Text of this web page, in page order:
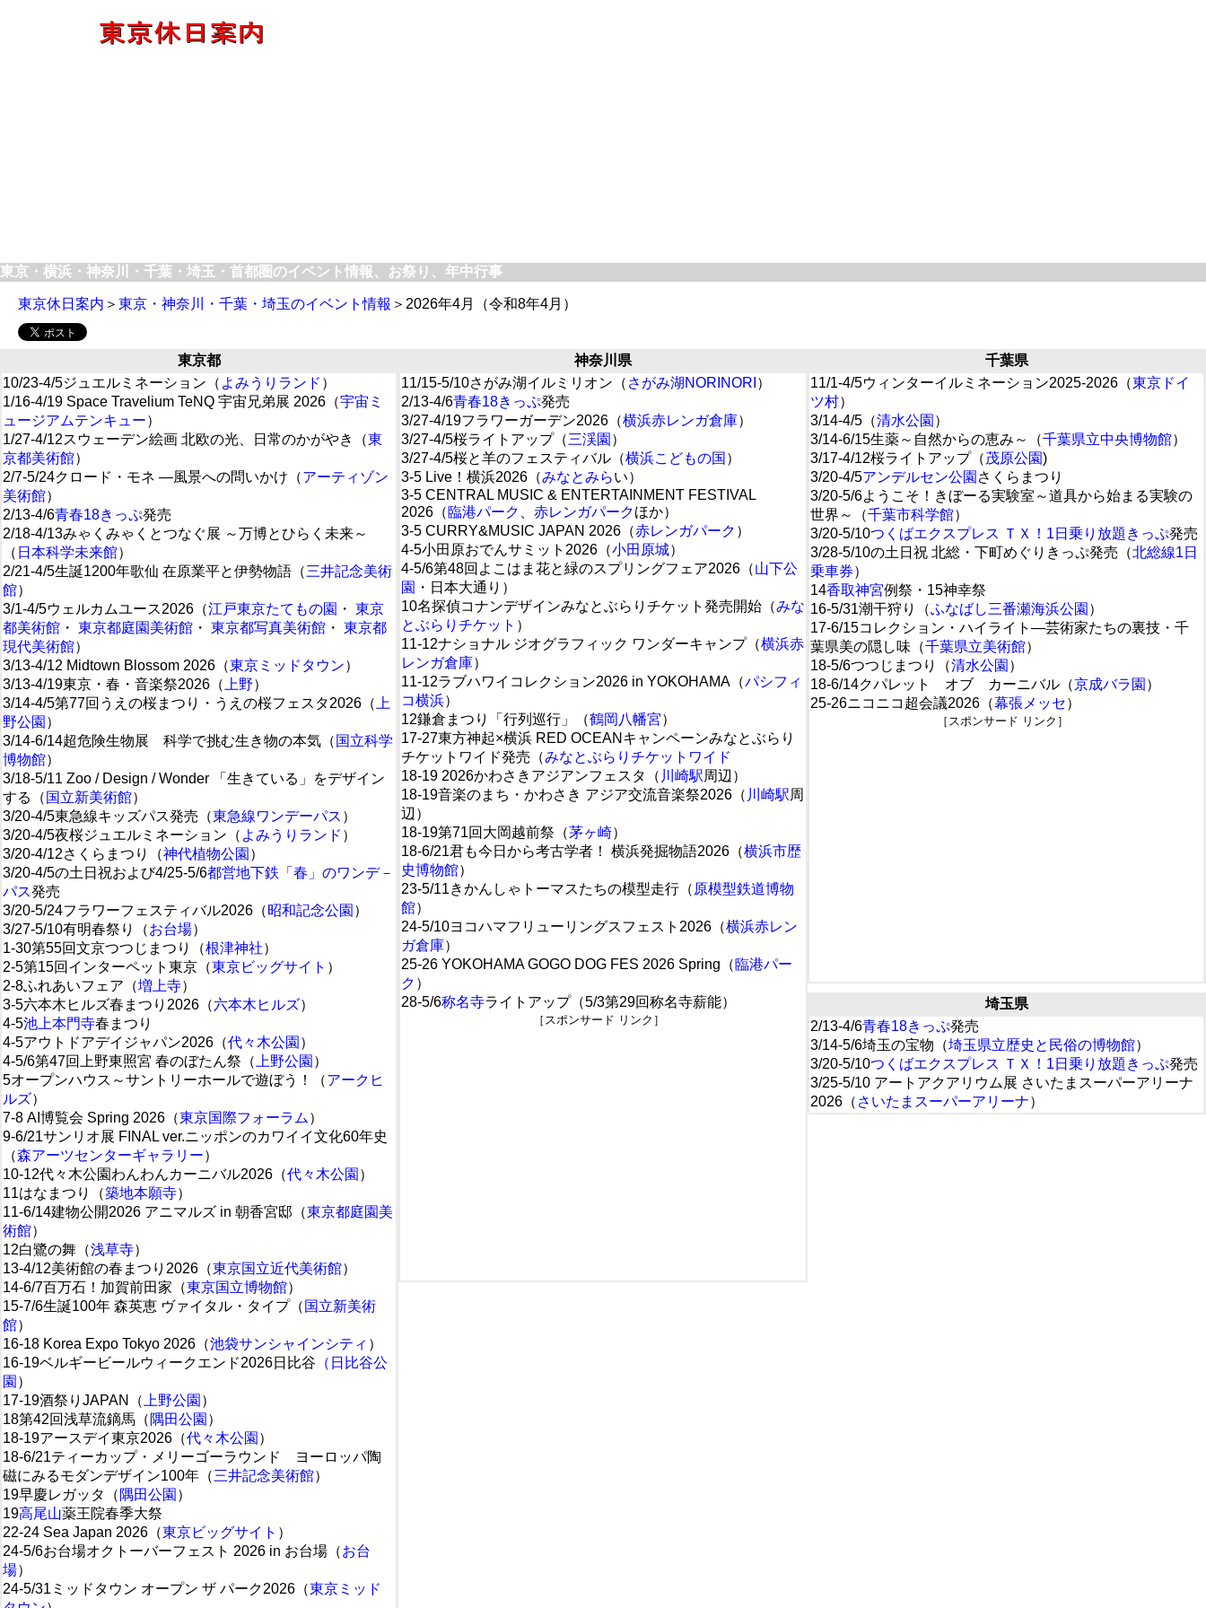
東京・横浜・神奈川・千葉・埼玉・首都圏のイベント情報、お祭り、年中行事
東京休日案内 ＞ 東京・神奈川・千葉・埼玉のイベント情報 ＞2026年4月（令和8年4月）
東京都
10/23-4/5ジュエルミネーション（ よみうりランド ）
1/16-4/19 Space Travelium TeNQ 宇宙兄弟展 2026（宇宙ミ
ュージアムテンキュー）
1/27-4/12スウェーデン絵画 北欧の光、日常のかがやき（東
京都美術館）
2/7-5/24クロード・モネ —風景への問いかけ（アーティゾン
美術館）
2/13-4/6青春18きっぷ発売
2/18-4/13みゃくみゃくとつなぐ展 ～万博とひらく未来～
（ 日本科学未来館）
2/21-4/5生誕1200年歌仙 在原業平と伊勢物語（三井記念美術
館）
3/1-4/5ウェルカムユース2026（江戸東京たてもの園 ・ 東京
都美術館 ・ 東京都庭園美術館 ・ 東京都写真美術館 ・ 東京都
現代美術館）
3/13-4/12 Midtown Blossom 2026（東京ミッドタウン）
3/13-4/19東京・春・音楽祭2026（ 上野）
3/14-4/5第77回うえの桜まつり・うえの桜フェスタ2026（ 上
野公園 ）
3/14-6/14超危険生物展 科学で挑む生き物の本気（ 国立科学
博物館）
3/18-5/11 Zoo / Design / Wonder 「生きている」をデザイン
する（ 国立新美術館）
3/20-4/5東急線キッズパス発売（東急線ワンデーパス ）
3/20-4/5夜桜ジュエルミネーション（ よみうりランド ）
3/20-4/12さくらまつり（神代植物公園 ）
3/20-4/5の土日祝および4/25-5/6都営地下鉄「春」のワンデ－
パス発売
3/20-5/24フラワーフェスティバル2026（昭和記念公園 ）
3/27-5/10有明春祭り（お台場）
1-30第55回文京つつじまつり（根津神社）
2-5第15回インターペット東京（東京ビッグサイト ）
2-8ふれあいフェア（増上寺）
3-5六本木ヒルズ春まつり2026（六本木ヒルズ）
4-5池上本門寺春まつり
4-5アウトドアデイジャパン2026（代々木公園 ）
4-5/6第47回上野東照宮 春のぼたん祭（ 上野公園 ）
5オープンハウス～サントリーホールで遊ぼう！（アークヒ
ルズ）
7-8 AI博覧会 Spring 2026（東京国際フォーラム ）
9-6/21サンリオ展 FINAL ver.ニッポンのカワイイ文化60年史
（森アーツセンターギャラリー）
10-12代々木公園わんわんカーニバル2026（代々木公園 ）
11はなまつり（築地本願寺）
11-6/14建物公開2026 アニマルズ in 朝香宮邸（東京都庭園美
術館）
12白鷺の舞（浅草寺）
13-4/12美術館の春まつり2026（東京国立近代美術館）
14-6/7百万石！加賀前田家（東京国立博物館）
15-7/6生誕100年 森英恵 ヴァイタル・タイプ（ 国立新美術
館）
16-18 Korea Expo Tokyo 2026（池袋サンシャインシティ ）
16-19ベルギービールウィークエンド2026日比谷 （日比谷公
園 ）
17-19酒祭りJAPAN（ 上野公園 ）
18第42回浅草流鏑馬（ 隅田公園 ）
18-19アースデイ東京2026（代々木公園 ）
18-6/21ティーカップ・メリーゴーラウンド ヨーロッパ陶
磁にみるモダンデザイン100年（三井記念美術館）
19早慶レガッタ（ 隅田公園 ）
19高尾山薬王院春季大祭
22-24 Sea Japan 2026（東京ビッグサイト ）
24-5/6お台場オクトーバーフェスト 2026 in お台場（お台
場）
24-5/31ミッドタウン オープン ザ パーク2026（東京ミッド
神奈川県
11/15-5/10さがみ湖イルミリオン（ さがみ湖NORINORI ）
2/13-4/6青春18きっぷ発売
3/27-4/19フラワーガーデン2026（横浜赤レンガ倉庫）
3/27-4/5桜ライトアップ（三渓園 ）
3/27-4/5桜と羊のフェスティバル（横浜こどもの国 ）
3-5 Live！横浜2026（みなとみらい）
3-5 CENTRAL MUSIC & ENTERTAINMENT FESTIVAL
2026（臨港パーク 赤レンガパークほか）
3-5 CURRY&MUSIC JAPAN 2026（赤レンガパーク ）
4-5小田原おでんサミット2026（小田原城）
4-5/6第48回よこはま花と緑のスプリングフェア2026（山下公
園 ・日本大通り）
10名探偵コナンデザインみなとぶらりチケット発売開始（みな
とぶらりチケット ）
11-12ナショナル ジオグラフィック ワンダーキャンプ（横浜赤
レンガ倉庫）
11-12ラブハワイコレクション2026 in YOKOHAMA（パシフィ
コ横浜）
12鎌倉まつり「行列巡行」（鶴岡八幡宮）
17-27東方神起×横浜 RED OCEANキャンペーンみなとぶらり
チケットワイド発売（みなとぶらりチケットワイド
18-19 2026かわさきアジアンフェスタ（ 川崎駅周辺）
18-19音楽のまち・かわさき アジア交流音楽祭2026（ 川崎駅周
辺）
18-19第71回大岡越前祭（茅ヶ崎）
18-6/21君も今日から考古学者！ 横浜発掘物語2026（横浜市歴
史博物館）
23-5/11きかんしゃトーマスたちの模型走行（ 原模型鉄道博物
館）
24-5/10ヨコハマフリューリングスフェスト2026（横浜赤レン
ガ倉庫）
25-26 YOKOHAMA GOGO DOG FES 2026 Spring（臨港パー
ク ）
28-5/6称名寺ライトアップ（5/3第29回称名寺薪能）
［スポンサード リンク］
千葉県
11/1-4/5ウィンターイルミネーション2025-2026（東京ドイ
ツ村）
3/14-4/5（清水公園 ）
3/14-6/15生薬～自然からの恵み～（千葉県立中央博物館）
3/17-4/12桜ライトアップ（茂原公園)
3/20-4/5アンデルセン公園 さくらまつり
3/20-5/6ようこそ！きぼーる実験室～道具から始まる実験の
世界～（千葉市科学館）
3/20-5/10つくばエクスプレス ＴＸ！1日乗り放題きっぷ発売
3/28-5/10の土日祝 北総・下町めぐりきっぷ発売（北総線1日
乗車券）
14香取神宮例祭・15神幸祭
16-5/31潮干狩り（ふなばし三番瀬海浜公園 ）
17-6/15コレクション・ハイライト―芸術家たちの裏技・千
葉県美の隠し味（千葉県立美術館）
18-5/6つつじまつり（清水公園 ）
18-6/14クパレット オブ カーニバル（京成バラ園 ）
25-26ニコニコ超会議2026（幕張メッセ）
［スポンサード リンク］
埼玉県
2/13-4/6青春18きっぷ発売
3/14-5/6埼玉の宝物（埼玉県立歴史と民俗の博物館）
3/20-5/10つくばエクスプレス ＴＸ！1日乗り放題きっぷ発売
3/25-5/10 アートアクアリウム展 さいたまスーパーアリーナ
2026（ さいたまスーパーアリーナ）